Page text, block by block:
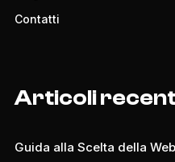
Contatti
Articoli
Guida alla Scelta della